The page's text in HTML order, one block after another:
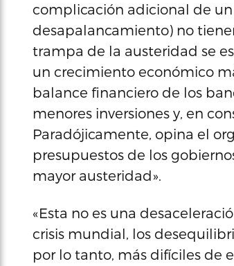
complicación adicional de
desapalancamiento) no
trampa de la austeridad se
un crecimiento económico
balance financiero de los
menores inversiones y, en
Paradójicamente, opina el
presupuestos de los
mayor austeridad».
«Esta no es una
crisis mundial, los
por lo tanto, más difíciles de